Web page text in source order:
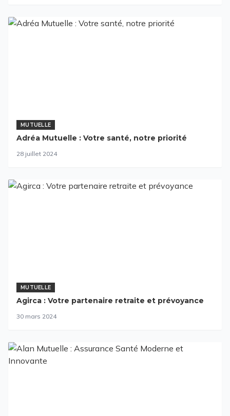
MUTUELLE
Adréa Mutuelle : Votre santé, notre priorité
28 juillet 2024
MUTUELLE
Agirca : Votre partenaire retraite et prévoyance
30 mars 2024